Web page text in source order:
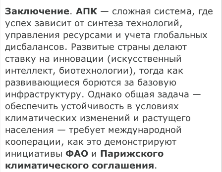
Заключение. АПК — сложная система, где
успех зависит от синтеза технологий,
управления ресурсами и учета глобальных
дисбалансов. Развитые страны делают
ставку на инновации (искусственный
интеллект, биотехнологии), тогда как
развивающиеся борются за базовую
инфраструктуру. Однако общая задача —
обеспечить устойчивость в условиях
климатических изменений и растущего
населения — требует международной
кооперации, как это демонстрируют
инициативы ФАО и Парижского
климатического соглашения.